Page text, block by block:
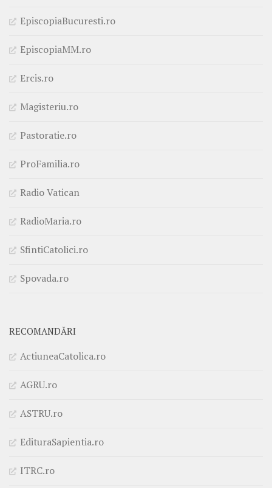
EpiscopiaBucuresti.ro
EpiscopiaMM.ro
Ercis.ro
Magisteriu.ro
Pastoratie.ro
ProFamilia.ro
Radio Vatican
RadioMaria.ro
SfintiCatolici.ro
Spovada.ro
RECOMANDĂRI
ActiuneaCatolica.ro
AGRU.ro
ASTRU.ro
EdituraSapientia.ro
ITRC.ro